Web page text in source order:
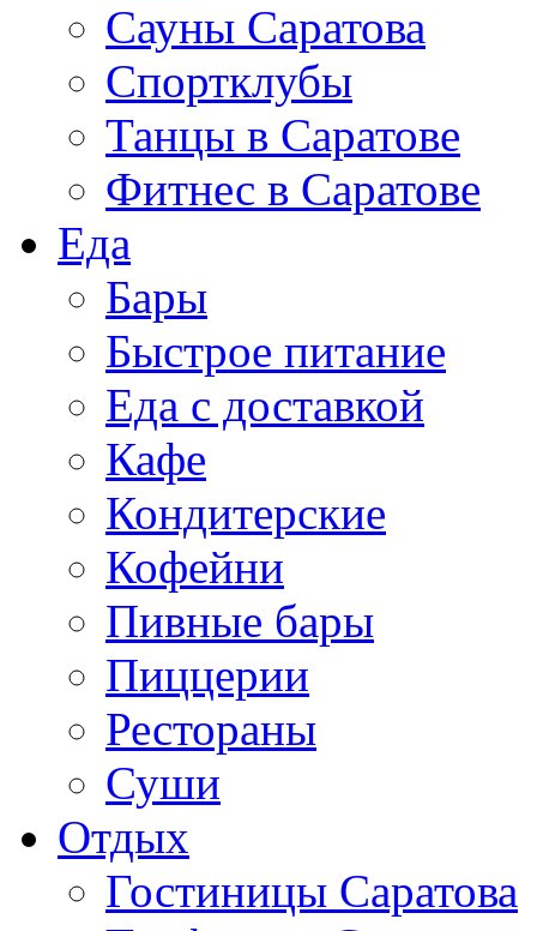
Сауны Саратова
Спортклубы
Танцы в Саратове
Фитнес в Саратове
Еда
Бары
Быстрое питание
Еда с доставкой
Кафе
Кондитерские
Кофейни
Пивные бары
Пиццерии
Рестораны
Суши
Отдых
Гостиницы Саратова